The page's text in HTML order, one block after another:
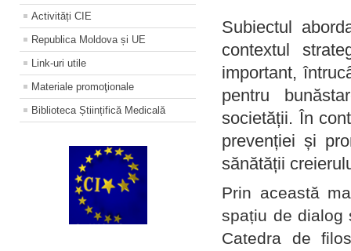
Activități CIE
Republica Moldova și UE
Link-uri utile
Materiale promoţionale
Biblioteca Științifică Medicală
Subiectul
contextul
important,
pentru
societății. În
prevenției și
sănătății
Prin această
spațiu de dialog
Catedra de